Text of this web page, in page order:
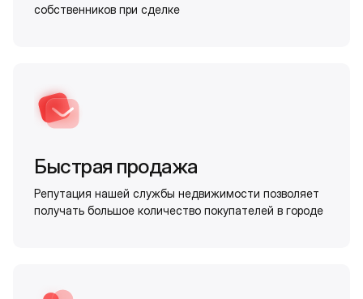
собственников при сделке
Быстрая продажа
Репутация нашей службы недвижимости позволяет
получать большое количество покупателей в городе